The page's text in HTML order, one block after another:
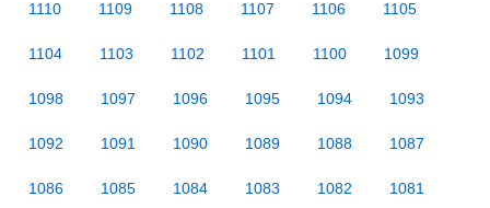
1110 1109 1108 1107 1106 1105
1104 1103 1102 1101 1100 1099
1098 1097 1096 1095 1094 1093
1092 1091 1090 1089 1088 1087
1086 1085 1084 1083 1082 1081